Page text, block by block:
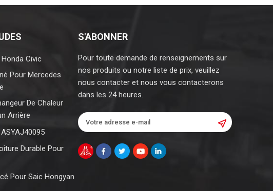
Civic
Pour Mercedes
De Chaleur
Arrière
Durable Pour
Pour Saic Hongyan
S'ABONNER
Pour toute demande de renseignements sur
nos produits ou notre liste de prix, veuillez
nous contacter et nous vous contacterons
dans les 24 heures.